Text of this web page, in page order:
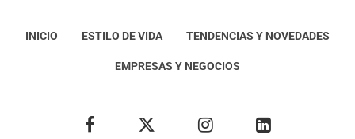
INICIO ESTILO DE VIDA TENDENCIAS Y NOVEDADES
EMPRESAS Y NEGOCIOS